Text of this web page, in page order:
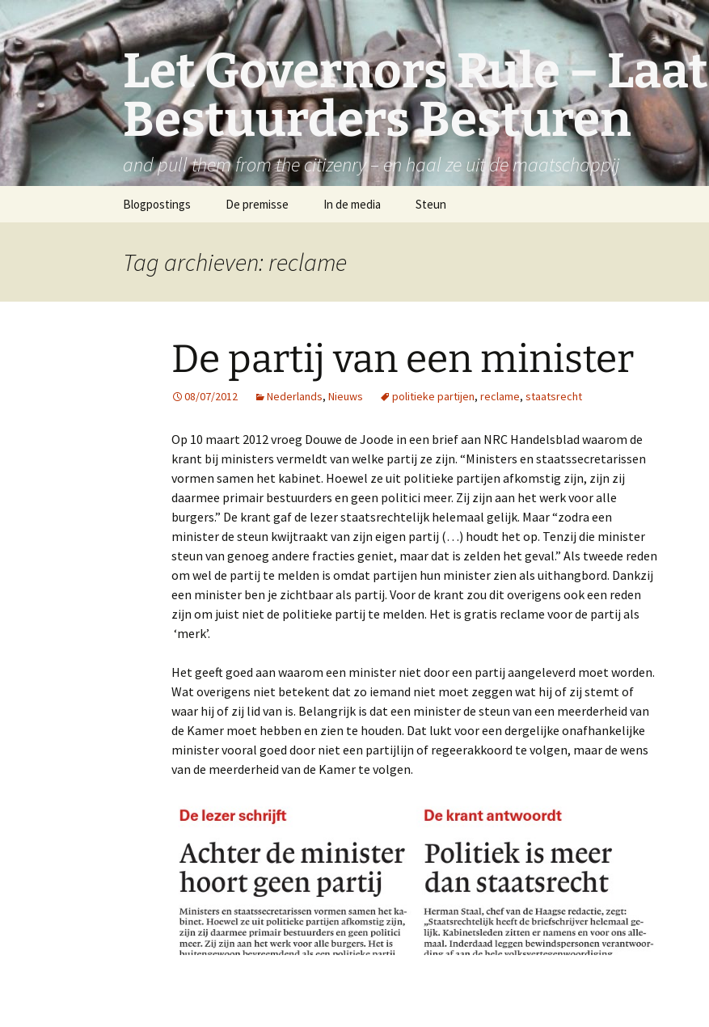
Let Governors Rule – Laat
Bestuurders Besturen
and pull them from the citizenry – en haal ze uit de maatschappij
inhoud
Blogpostings De premisse In de media Steun
Tag archieven: reclame
De partij van een minister
08/07/2012 Nederlands, Nieuws politieke partijen, reclame, staatsrecht
Op 10 maart 2012 vroeg Douwe de Joode in een brief aan NRC Handelsblad waarom de
krant bij ministers vermeldt van welke partij ze zijn. “Ministers en staatssecretarissen
vormen samen het kabinet. Hoewel ze uit politieke partijen afkomstig zijn, zijn zij
daarmee primair bestuurders en geen politici meer. Zij zijn aan het werk voor alle
burgers.” De krant gaf de lezer staatsrechtelijk helemaal gelijk. Maar “zodra een
minister de steun kwijtraakt van zijn eigen partij (…) houdt het op. Tenzij die minister
steun van genoeg andere fracties geniet, maar dat is zelden het geval.” Als tweede reden
om wel de partij te melden is omdat partijen hun minister zien als uithangbord. Dankzij
een minister ben je zichtbaar als partij. Voor de krant zou dit overigens ook een reden
zijn om juist niet de politieke partij te melden. Het is gratis reclame voor de partij als
‘merk’.
Het geeft goed aan waarom een minister niet door een partij aangeleverd moet worden.
Wat overigens niet betekent dat zo iemand niet moet zeggen wat hij of zij stemt of
waar hij of zij lid van is. Belangrijk is dat een minister de steun van een meerderheid van
de Kamer moet hebben en zien te houden. Dat lukt voor een dergelijke onafhankelijke
minister vooral goed door niet een partijlijn of regeerakkoord te volgen, maar de wens
van de meerderheid van de Kamer te volgen.